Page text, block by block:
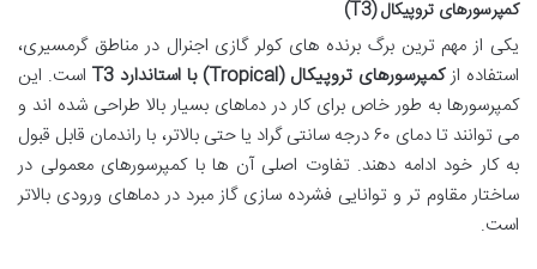
کمپرسورهای تروپیکال (T3)
یکی از مهم ترین برگ برنده های کولر گازی اجنرال در مناطق گرمسیری،
استفاده ازکمپرسورهای تروپیکال (Tropical) با استاندارد T3
است. این
کمپرسورها به طور خاص برای کار در دماهای بسیار بالا طراحی شده اند و
می توانند تا دمای ۶۰ درجه سانتی گراد یا حتی بالاتر، با راندمان قابل قبول
به کار خود ادامه دهند. تفاوت اصلی آن ها با کمپرسورهای معمولی در
ساختار مقاوم تر و توانایی فشرده سازی گاز مبرد در دماهای ورودی بالاتر
است.